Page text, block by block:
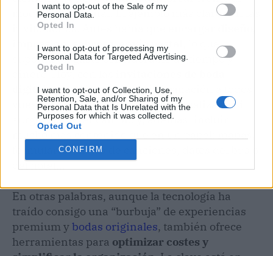
I want to opt-out of the Sale of my
Personal Data.
Opted In
I want to opt-out of processing my
Personal Data for Targeted Advertising.
Opted In
I want to opt-out of Collection, Use,
Retention, Sale, and/or Sharing of my
Personal Data that Is Unrelated with the
Purposes for which it was collected.
Opted Out
CONFIRM
modelo tradicional. El ejemplo más claro son las
invitaciones. Antes había que encargar
impresión, sobres y envío postal
, lo que
suponía un gasto considerable de tiempo y
dinero. Hoy, con las
digitales, podéis enviar la información a todos
vuestros invitados con un clic, actualizarla si
surge cualquier cambio y, además, incluir
mucho más contenido que en un papel: mapas,
formularios, listas de canciones, datos del bus o
del hotel…
En otras palabras, aunque la tecnología ha
traído consigo una “burbuja” de experiencias
premium ybodas originales, también ofrece
herramientas para optimizar costes y